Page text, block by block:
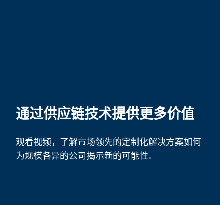
通过供应链技术提供更多价值
观看视频，了解市场领先的定制化解决方案如何
为规模各异的公司揭示新的可能性。